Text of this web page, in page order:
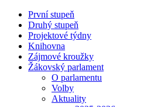
První stupeň
Druhý stupeň
Projektové týdny
Knihovna
Zájmové kroužky
Žákovský parlament
O parlamentu
Volby
Aktuality